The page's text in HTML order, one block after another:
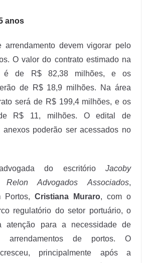
anos
arrendamento devem vigorar pelo
O valor do contrato estimado na
é de R$ 82,38 milhões, e os
de R$ 18,9 milhões. Na área
será de R$ 199,4 milhões, e os
de R$ 11, milhões. O edital de
anexos poderão ser acessados no
do escritório Jacoby
Advogados Associados,
Portos, Cristiana Muraro, com o
regulatório do setor portuário, o
atenção para a necessidade de
arrendamentos de portos. O
principalmente após a